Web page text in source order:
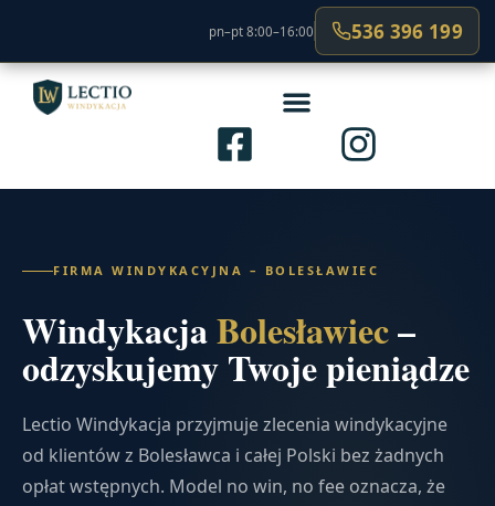
pn–pt 8:00–16:00 536 396 199
FIRMA WINDYKACYJNA – BOLESŁAWIEC
WindykacjaBolesławiec–
odzyskujemy Twoje pieniądze
Lectio Windykacja przyjmuje zlecenia windykacyjne
od klientów z Bolesławca i całej Polski bez żadnych
opłat wstępnych. Model no win, no fee oznacza, że